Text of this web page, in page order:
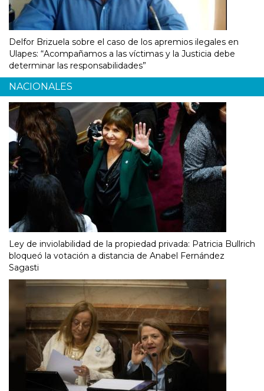
Delfor Brizuela sobre el caso de los apremios ilegales en
Ulapes: “Acompañamos a las víctimas y la Justicia debe
determinar las responsabilidades”
NACIONALES
Ley de inviolabilidad de la propiedad privada: Patricia Bullrich
bloqueó la votación a distancia de Anabel Fernández
Sagasti